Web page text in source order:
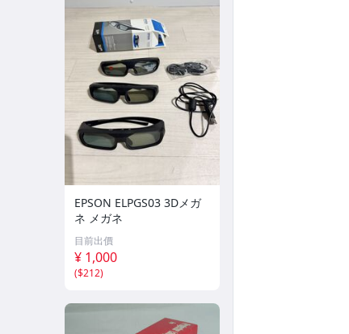
EPSON ELPGS03 3Dメガ
ネ メガネ
目前出價
¥ 1,000
($212)